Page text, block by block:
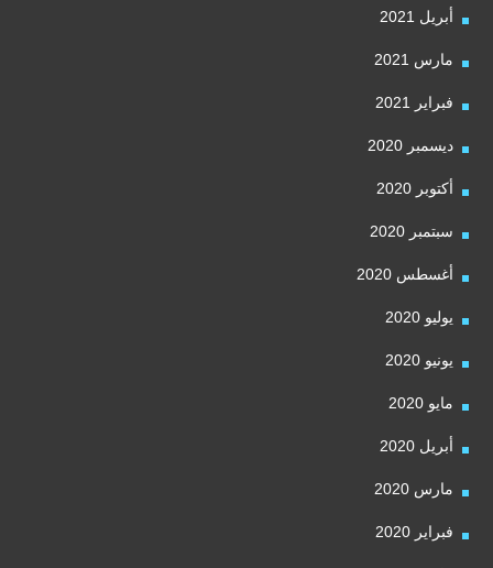
أبريل 2021
مارس 2021
فبراير 2021
ديسمبر 2020
أكتوبر 2020
سبتمبر 2020
أغسطس 2020
يوليو 2020
يونيو 2020
مايو 2020
أبريل 2020
مارس 2020
فبراير 2020